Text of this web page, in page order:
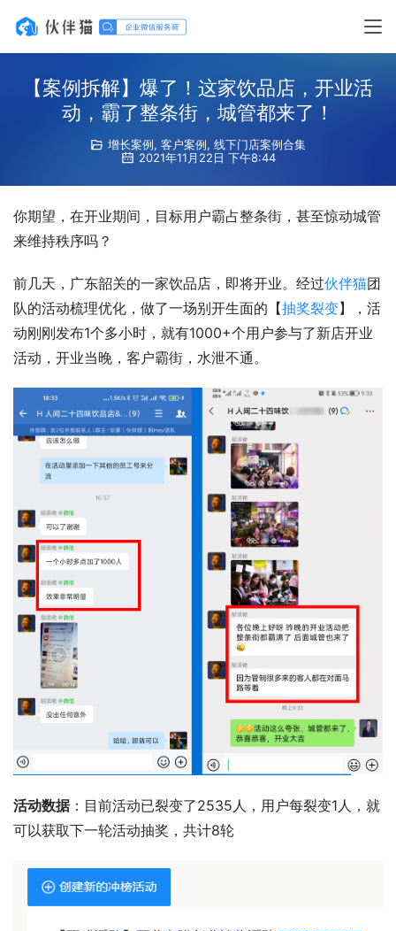
【案例拆解】爆了！这家饮品店，开业活
动，霸了整条街，城管都来了！
增长案例, 客户案例, 线下门店案例合集
2021年11月22日 下午8:44
你期望，在开业期间，目标用户霸占整条街，甚至惊动城管
来维持秩序吗？
前几天，广东韶关的一家饮品店，即将开业。经过伙伴猫团
队的活动梳理优化，做了一场别开生面的【抽奖裂变】，活
动刚刚发布1个多小时，就有1000+个用户参与了新店开业
活动，开业当晚，客户霸街，水泄不通。
活动数据：目前活动已裂变了2535人，用户每裂变1人，就
可以获取下一轮活动抽奖，共计8轮